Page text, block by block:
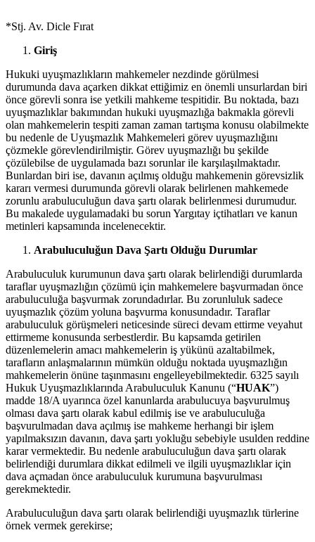
*Stj. Av. Dicle Fırat
Giriş
Hukuki uyuşmazlıkların mahkemeler nezdinde görülmesi
durumunda dava açarken dikkat ettiğimiz en önemli unsurlardan biri
önce görevli sonra ise yetkili mahkeme tespitidir. Bu noktada, bazı
uyuşmazlıklar bakımından hukuki uyuşmazlığa bakmakla görevli
olan mahkemelerin tespiti zaman zaman tartışma konusu olabilmekte
bu nedenle de Uyuşmazlık Mahkemeleri görev uyuşmazlığını
çözmekle görevlendirilmiştir. Görev uyuşmazlığı bu şekilde
çözülebilse de uygulamada bazı sorunlar ile karşılaşılmaktadır.
Bunlardan biri ise, davanın açılmış olduğu mahkemenin görevsizlik
kararı vermesi durumunda görevli olarak belirlenen mahkemede
zorunlu arabuluculuğun dava şartı olarak belirlenmesi durumudur.
Bu makalede uygulamadaki bu sorun Yargıtay içtihatları ve kanun
metinleri kapsamında incelenecektir.
Arabuluculuğun Dava Şartı Olduğu Durumlar
Arabuluculuk kurumunun dava şartı olarak belirlendiği durumlarda
taraflar uyuşmazlığın çözümü için mahkemelere başvurmadan önce
arabuluculuğa başvurmak zorundadırlar. Bu zorunluluk sadece
uyuşmazlık çözüm yoluna başvurma konusundadır. Taraflar
arabuluculuk görüşmeleri neticesinde süreci devam ettirme veyahut
ettirmeme konusunda serbestlerdir. Bu kapsamda getirilen
düzenlemelerin amacı mahkemelerin iş yükünü azaltabilmek,
tarafların anlaşmalarının mümkün olduğu noktada uyuşmazlığın
mahkemelerin önüne taşınmasını engelleyebilmektedir. 6325 sayılı
Hukuk Uyuşmazlıklarında Arabuluculuk Kanunu (“HUAK”)
madde 18/A uyarınca özel kanunlarda arabulucuya başvurulmuş
olması dava şartı olarak kabul edilmiş ise ve arabuluculuğa
başvurulmadan dava açılmış ise mahkeme herhangi bir işlem
yapılmaksızın davanın, dava şartı yokluğu sebebiyle usulden reddine
karar vermektedir. Bu nedenle arabuluculuğun dava şartı olarak
belirlendiği durumlara dikkat edilmeli ve ilgili uyuşmazlıklar için
dava açmadan önce arabuluculuk kurumuna başvurulması
gerekmektedir.
Arabuluculuğun dava şartı olarak belirlendiği uyuşmazlık türlerine
örnek vermek gerekirse;